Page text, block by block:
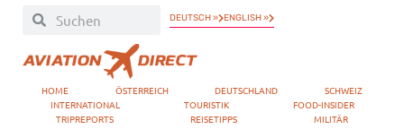
DEUTSCH » ENGLISH »
HOME ÖSTERREICH DEUTSCHLAND
SCHWEIZ
INTERNATIONAL
TOURISTIK
FOOD-INSIDER
TRIPREPORTS
REISETIPPS MILITÄR